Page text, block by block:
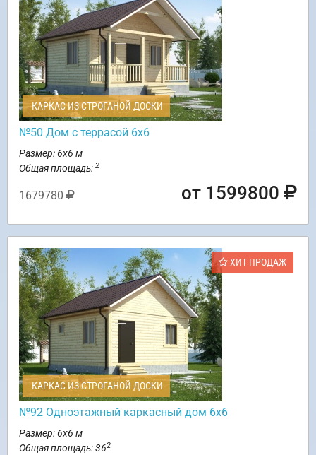
КАРКАС ИЗ СТРОГАНОЙ ДОСКИ
№50 Дом с террасой 6х6
Размер: 6х6 м
Общая площадь: 2
1679780 от 1599800
ХИТ ПРОДАЖ
КАРКАС ИЗ СТРОГАНОЙ ДОСКИ
№92 Одноэтажный каркасный дом 6х6
Размер: 6х6 м
Общая площадь: 362